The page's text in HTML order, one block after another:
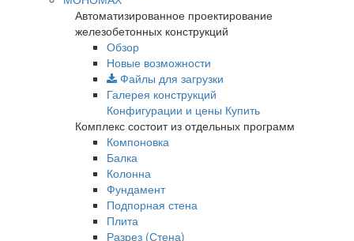
Автоматизированное проектирование
железобетонных конструкций
Обзор
Новые возможности
Файлы для загрузки
Галерея конструкций
Конфигурации и цены Купить
Комплекс состоит из отдельных программ
Компоновка
Балка
Колонна
Фундамент
Подпорная стена
Плита
Разрез (Стена)